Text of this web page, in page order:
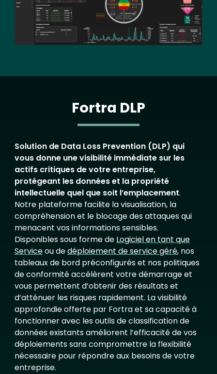
Fortra DLP
Solution de Data Loss Prevention (DLP) qui
vous donne une visibilité immédiate sur les
actifs critiques de votre entreprise,
protégeant les données et la propriété
intellectuelle quel que soit l’emplacement.
Notre plateforme facilite la visualisation, la
compréhension et le blocage des attaques qui
menacent vos informations sensibles.
Disponibles sous forme de Logiciel en tant que
Serviceou dedéploiement de service géré, nos
tableaux de bord préconfigurés et nos politiques
de conformité accélèrent votre démarrage et
vous permettent d’obtenir des résultats et
d’atténuer les risques rapidement. La visibilité
approfondie offerte par Fortra et sa capacité à
fonctionner avec les outils de classification de
données existants améliorent l’efficacité de vos
déploiements sans compromettre la flexibilité
nécessaire pour répondre aux besoins de votre
entreprise.